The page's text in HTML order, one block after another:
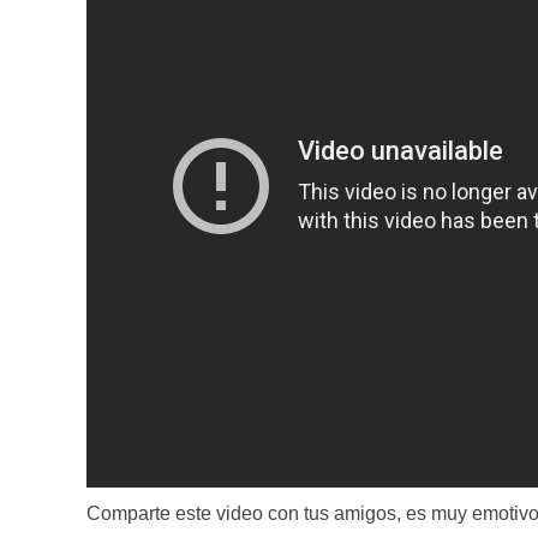
Comparte este video con tus amigos, es muy